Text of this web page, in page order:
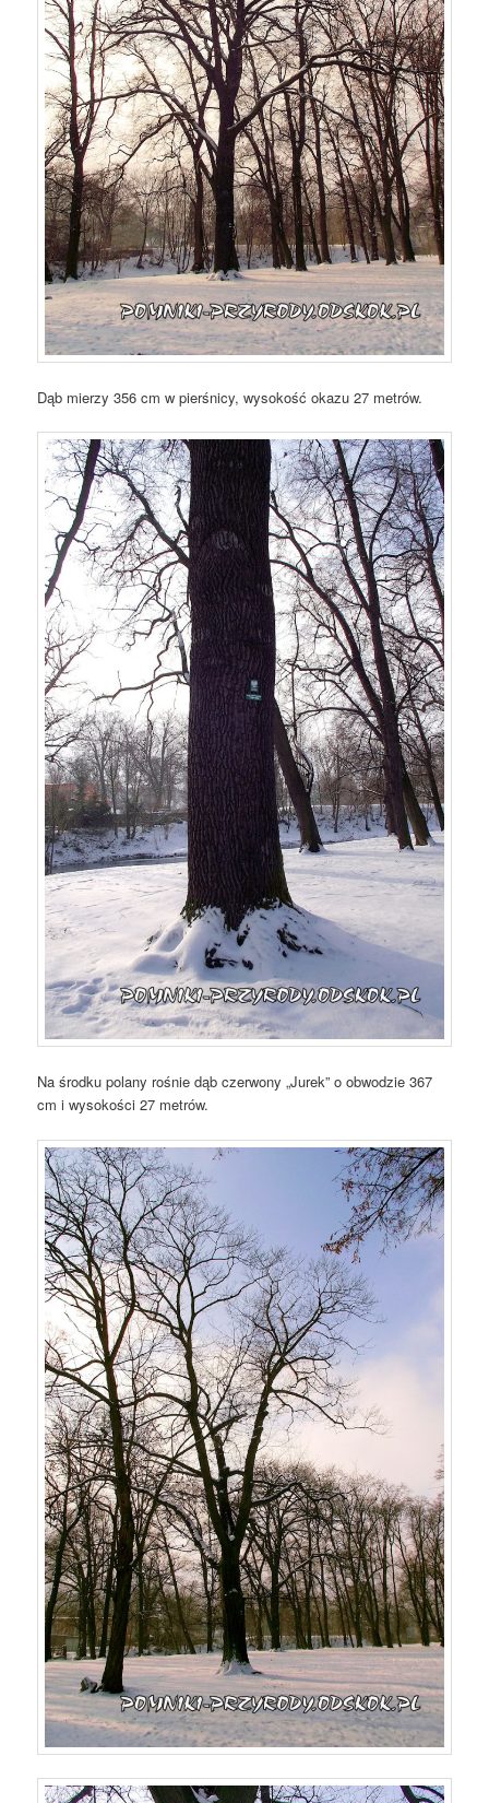
Dąb mierzy 356 cm w pierśnicy, wysokość okazu 27 metrów.
Na środku polany rośnie dąb czerwony „Jurek” o obwodzie 367
cm i wysokości 27 metrów.